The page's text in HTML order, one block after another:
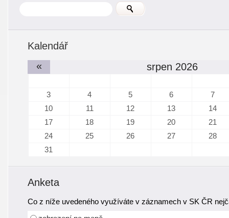
Kalendář
«
srpen 2026
3 4 5 6
7
10
11 12 13
14
17
18 19 20
21
24
25 26 27
28
31
Anketa
Co z níže uvedeného využíváte v záznamech v SK ČR